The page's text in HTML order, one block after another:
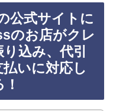
公式サイトに
のお店がクレ
込み、代引
いに対応し